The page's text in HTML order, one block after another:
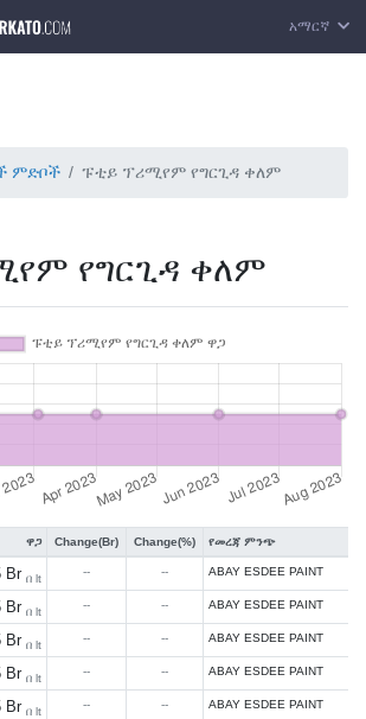
አማርኛ
ምድቦች ፑቲይ ፕሪሚየም የግርጊዳ ቀለም
የግርጊዳ ቀለም
ዋጋ Change(Br) Change(%) የመረጃ ምንጭ
Br በ lt -- -- ABAY ESDEE PAINT
Br በ lt -- -- ABAY ESDEE PAINT
Br በ lt -- -- ABAY ESDEE PAINT
Br በ lt -- -- ABAY ESDEE PAINT
Br በ lt -- -- ABAY ESDEE PAINT